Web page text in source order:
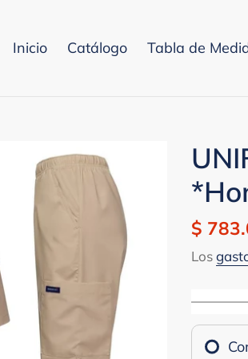
Inicio Catálogo Tabla de
Precio
de
$
Los